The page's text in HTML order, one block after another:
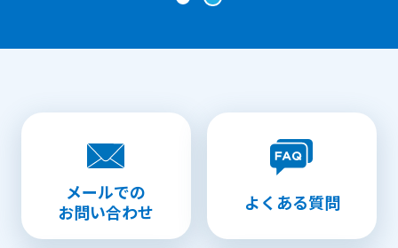
メールでの
お問い合わせ
よくある質問